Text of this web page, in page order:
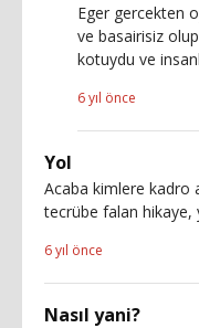
Eger gercekten
ve basairisiz
kotuydu ve
6 yıl önce
Yol
Acaba kimlere kadro
tecrübe falan hikaye,
6 yıl önce
Nasıl yani?